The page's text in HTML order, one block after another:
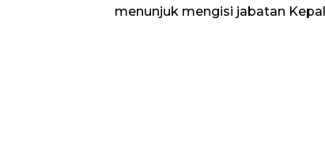
menunjuk mengisi jabatan